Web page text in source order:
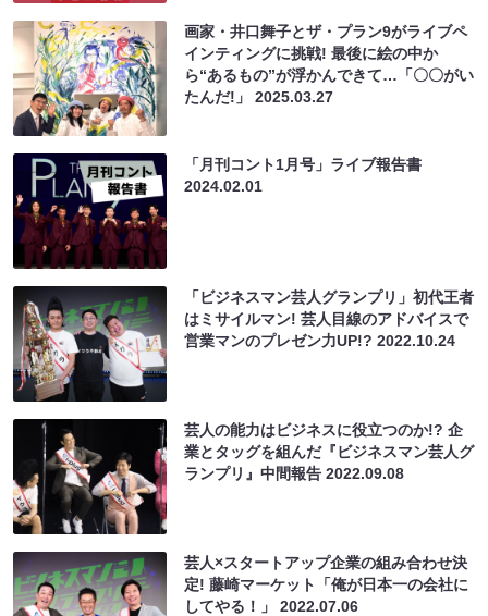
画家・井口舞子とザ・プラン9がライブペ
インティングに挑戦! 最後に絵の中か
ら“あるもの”が浮かんできて…「〇〇がい
たんだ!」2025.03.27
「月刊コント1月号」ライブ報告書
2024.02.01
「ビジネスマン芸人グランプリ」初代王者
はミサイルマン! 芸人目線のアドバイスで
営業マンのプレゼン力UP!?2022.10.24
芸人の能力はビジネスに役立つのか!? 企
業とタッグを組んだ『ビジネスマン芸人グ
ランプリ』中間報告2022.09.08
芸人×スタートアップ企業の組み合わせ決
定! 藤崎マーケット「俺が日本一の会社に
してやる！」2022.07.06